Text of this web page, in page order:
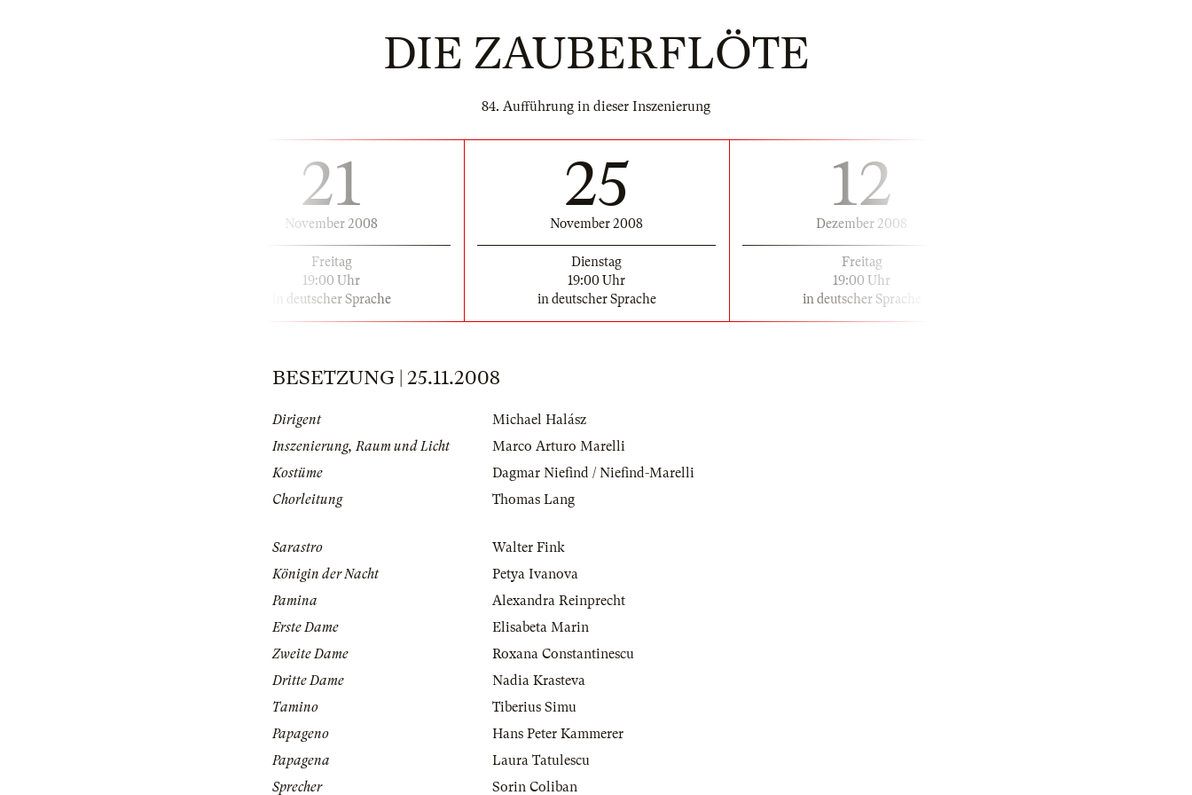
DIE ZAUBERFLÖTE
84. Aufführung in dieser Inszenierung
21
November 2008
Freitag
19:00 Uhr
in deutscher Sprache
25
November 2008
Dienstag
19:00 Uhr
in deutscher Sprache
12
Dezember 2008
Freitag
19:00 Uhr
in deutscher Sprache
BESETZUNG | 25.11.2008
Dirigent
Michael Halász
Inszenierung, Raum und Licht
Marco Arturo Marelli
Kostüme
Dagmar Niefind / Niefind-Marelli
Chorleitung
Thomas Lang
Sarastro
Walter Fink
Königin der Nacht
Petya Ivanova
Pamina
Alexandra Reinprecht
Erste Dame
Elisabeta Marin
Zweite Dame
Roxana Constantinescu
Dritte Dame
Nadia Krasteva
Tamino
Tiberius Simu
Papageno
Hans Peter Kammerer
Papagena
Laura Tatulescu
Sprecher
Sorin Coliban